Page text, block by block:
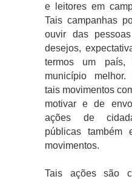
e leitores em
Tais campanhas
ouvir das
desejos,
termos um
município
tais movimentos
motivar e de
ações de
públicas também
movimentos.
Tais ações são